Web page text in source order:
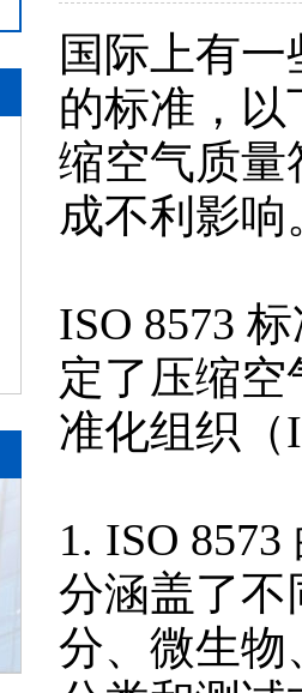
国际上有
的标准，
缩空气质量
成不利影响
ISO 8573
定了压缩
准化组织（
1. ISO
分涵盖了不
分、微生物